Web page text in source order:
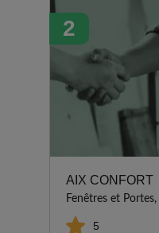
2
AIX CONFORT
Fenêtres et Portes,
5